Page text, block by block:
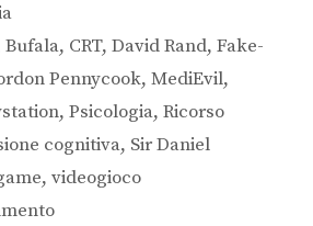
Bufala, CRT,David Rand,Fake-
Pennycook, MediEvil,
, Psicologia, Ricorso
cognitiva, Sir Daniel
, videogioco